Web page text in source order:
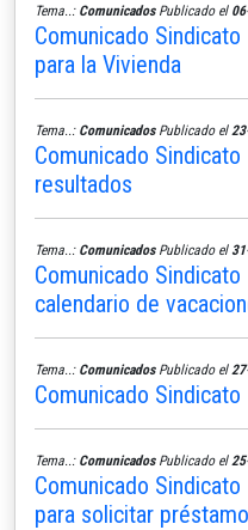
Tema..: ComunicadosPublicado el
Comunicado
para la Vivienda
Tema..: ComunicadosPublicado el
Comunicado
resultados
Tema..: ComunicadosPublicado el
Comunicado
calendario de
Tema..: ComunicadosPublicado el
Comunicado Sindicato
Tema..: ComunicadosPublicado el
Comunicado
para solicitar préstamo